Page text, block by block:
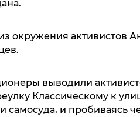
окружения активистов
выводили
Классическому к
самосуда, и пробиваясь